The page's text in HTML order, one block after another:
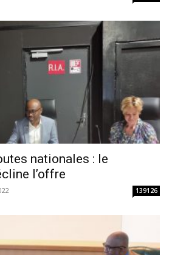
nationales : le
l’offre
139126